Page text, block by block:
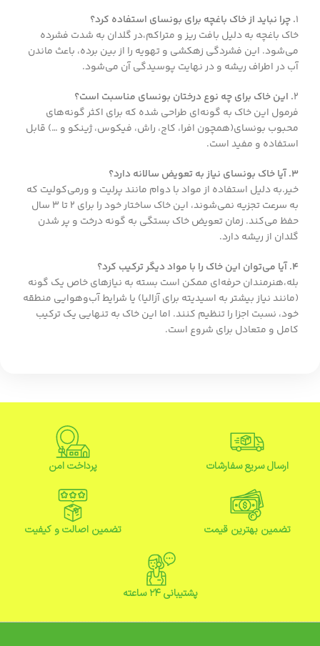
1. چرا نباید از خاک باغچه برای بونسای استفاده کرد؟
خاک باغچه به دلیل بافت ریز و متراکم،در گلدان به شدت فشرده
می‌شود. این فشردگی زهکشی و تهویه را از بین برده، باعث ماندن
آب در اطراف ریشه و در نهایت پوسیدگی آن می‌شود.
2. این خاک برای چه نوع درختان بونسای مناسبت است؟
فرمول این خاک به گونه‌ای طراحی شده که برای اکثر گونه‌های
محبوب بونسای(همچون افرا، کاج، راش، فیکوس، ژینکو و …) قابل
استفاده و مفید است.
3. آیا خاک بونسای نیاز به تعویض سالانه دارد؟
خیر.به دلیل استفاده از مواد با دوام مانند پرلیت و ورمی‌کولیت که
به سرعت تجزیه نمی‌شوند، این خاک ساختار خود را برای ۲ تا ۳ سال
حفظ می‌کند. زمان تعویض خاک بستگی به گونه درخت و پر شدن
گلدان از ریشه دارد.
4. آیا می‌توان این خاک را با مواد دیگر ترکیب کرد؟
بله،هنرمندان حرفه‌ای ممکن است بسته به نیازهای خاص یک گونه
(مانند نیاز بیشتر به اسیدیته برای آزالیا) یا شرایط آب‌وهوایی منطقه
خود، نسبت اجزا را تنظیم کنند. اما این خاک به تنهایی یک ترکیب
کامل و متعادل برای شروع است.
ارسال سریع سفارشات پرداخت امن
تضمین بهترین قیمت تضمین اصالت و کیفیت
پشتیبانی ۲۴ ساعته